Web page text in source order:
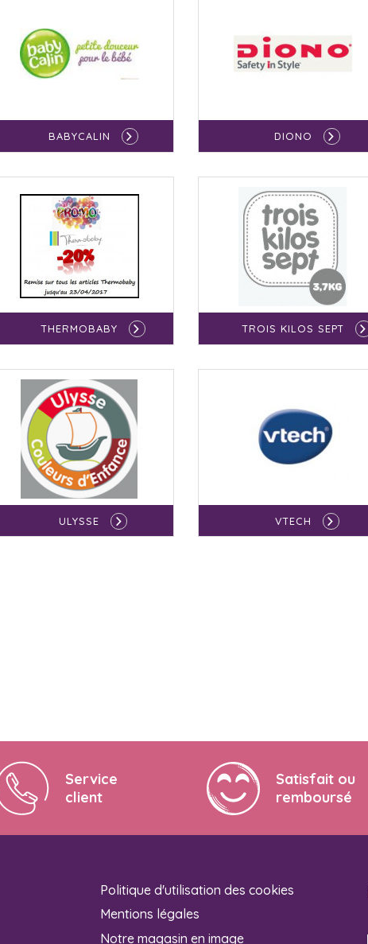
BABYCALIN DIONO
THERMOBABY TROIS KILOS SEPT
ULYSSE VTECH
Service
client
Satisfait ou
remboursé
Politique d'utilisation des cookies
Mentions légales
Notre magasin en image